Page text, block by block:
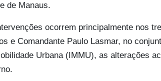
de Manaus.
ocorrem principalmente nos
e Comandante Paulo Lasmar, no
Urbana (IMMU), as alterações